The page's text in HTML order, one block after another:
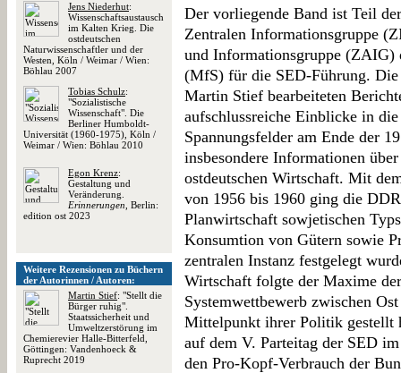
Jens Niederhut:
Wissenschaftsaustausch
im Kalten Krieg. Die
ostdeutschen
Naturwissenschaftler und der
Westen, Köln / Weimar / Wien:
Böhlau 2007
Tobias Schulz:
"Sozialistische
Wissenschaft". Die
Berliner Humboldt-
Universität (1960-1975), Köln /
Weimar / Wien: Böhlau 2010
Egon Krenz:
Gestaltung und
Veränderung.
Erinnerungen , Berlin:
edition ost 2023
Weitere Rezensionen zu Büchern
der Autorinnen / Autoren:
Martin Stief: "Stellt die
Bürger ruhig".
Staatssicherheit und
Umweltzerstörung im
Chemierevier Halle-Bitterfeld,
Göttingen: Vandenhoeck &
Ruprecht 2019
Der vorliegende Band ist Teil
Zentralen Informationsgruppe
und Informationsgruppe (ZAIG)
(MfS) für die SED-Führung.
Martin Stief bearbeiteten
aufschlussreiche Einblicke in
Spannungsfelder am Ende der
insbesondere Informationen
ostdeutschen Wirtschaft. Mit
von 1956 bis 1960 ging die
Planwirtschaft sowjetischen
Konsumtion von Gütern sowie
zentralen Instanz festgelegt
Wirtschaft folgte der Maxime
Systemwettbewerb zwischen
Mittelpunkt ihrer Politik gestellt
auf dem V. Parteitag der SED
den Pro-Kopf-Verbrauch der